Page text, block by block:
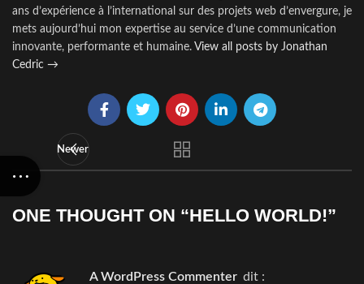
ans d’expérience à l’international sur des projets web d’envergure, je
mets aujourd’hui mon expertise au service d’une communication
innovante, performante et humaine. View all posts by Jonathan
Cedric →
Newer
ONE THOUGHT ON “HELLO WORLD!”
A WordPress Commenter dit :